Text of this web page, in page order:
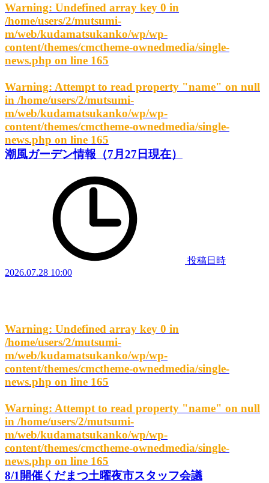
Warning: Undefined array key 0 in
/home/users/2/mutsumi-
m/web/kudamatsukanko/wp/wp-
content/themes/cmctheme-ownedmedia/single-
news.php on line 165
Warning: Attempt to read property "name" on null
in /home/users/2/mutsumi-
m/web/kudamatsukanko/wp/wp-
content/themes/cmctheme-ownedmedia/single-
news.php on line 165
潮風ガーデン情報（7月27日現在）
投稿日時
2026.07.28 10:00
Warning: Undefined array key 0 in
/home/users/2/mutsumi-
m/web/kudamatsukanko/wp/wp-
content/themes/cmctheme-ownedmedia/single-
news.php on line 165
Warning: Attempt to read property "name" on null
in /home/users/2/mutsumi-
m/web/kudamatsukanko/wp/wp-
content/themes/cmctheme-ownedmedia/single-
news.php on line 165
8/1開催くだまつ土曜夜市スタッフ会議